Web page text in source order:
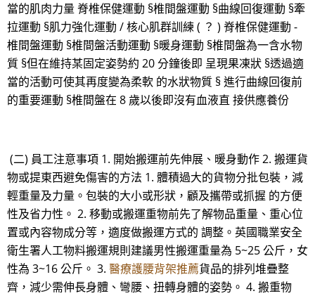
當的肌肉力量 脊椎保健運動 §椎間盤運動 §曲線回復運動 §牽
拉運動 §肌力強化運動 / 核心肌群訓練 ( ？ ) 脊椎保健運動 -
椎間盤運動 §椎間盤活動運動 §暖身運動 §椎間盤為一含水物
質 §但在維持某固定姿勢約 20 分鐘後即 呈現果凍狀 §透過適
當的活動可使其再度變為柔軟 的水狀物質 § 進行曲線回復前
的重要運動 §椎間盤在 8 歲以後即沒有血液直 接供應養份
(二) 員工注意事項 1. 開始搬運前先伸展、暖身動作 2. 搬運貨
物或提東西避免傷害的方法 1. 體積過大的貨物分批包裝，減
輕重量及力量。包裝的大小或形狀，顧及攜帶或抓握 的方便
性及省力性。 2. 移動或搬運重物前先了解物品重量、重心位
置或內容物成分等，適度做搬運方式的 調整。英國職業安全
衛生署人工物料搬運規則建議男性搬運重量為 5~25 公斤，女
性為 3~16 公斤。 3. 醫療護腰背架推薦貨品的排列堆疊整
齊，減少需伸長身體、彎腰、扭轉身體的姿勢。 4. 搬重物